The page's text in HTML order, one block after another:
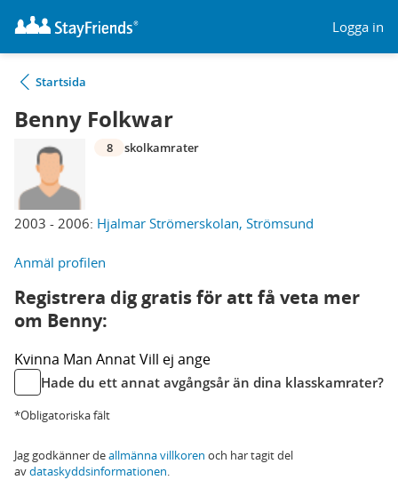
Logga in
Startsida
Benny Folkwar
2003 - 2006: Hjalmar Strömerskolan, Strömsund
8 skolkamrater
Anmäl profilen
Registrera dig gratis för att få veta mer
om Benny:
Kvinna Man AnnatVill ej ange
Hade du ett annat avgångsår än dina klasskamrater?
*Obligatoriska fält
Jag godkänner deallmänna villkoren och har tagit del
avdataskyddsinformationen.